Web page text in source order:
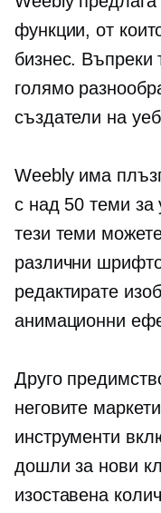
функции, от
бизнес. Въпреки
голямо
създатели на
Weebly има
с над 50 теми за
тези теми
различни
редактирате
анимационни
Друго
неговите
инструменти
дошли за нови
изоставена